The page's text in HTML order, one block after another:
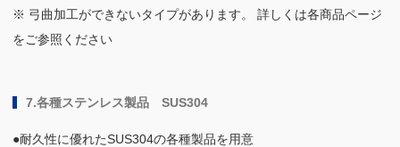
※ 弓曲加工ができないタイプがあります。 詳しくは各商品ページ
をご参照ください
7.各種ステンレス製品 SUS304
●耐久性に優れたSUS304の各種製品を用意